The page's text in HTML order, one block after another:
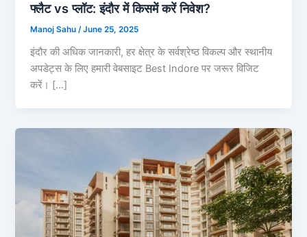
फ्लैट vs प्लॉट: इंदौर में किसमें करें निवेश?
Manoj Sahu/June 25, 2025
इंदौर की अधिक जानकारी, हर क्षेत्र के सर्वश्रेष्ठ विकल्प और स्थानीय
अपडेट्स के लिए हमारी वेबसाइट Best Indore पर जरूर विजिट
करें। […]